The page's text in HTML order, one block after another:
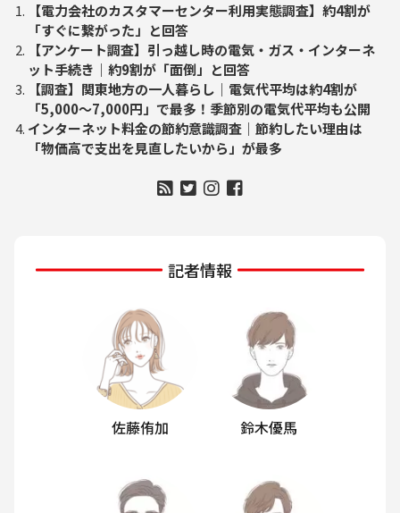
【電力会社のカスタマーセンター利用実態調査】約4割が
「すぐに繋がった」と回答
【アンケート調査】引っ越し時の電気・ガス・インターネ
ット手続き｜約9割が「面倒」と回答
【調査】関東地方の一人暮らし｜電気代平均は約4割が
「5,000～7,000円」で最多！季節別の電気代平均も公開
インターネット料金の節約意識調査｜節約したい理由は
「物価高で支出を見直したいから」が最多
記者情報
佐藤侑加 鈴木優馬